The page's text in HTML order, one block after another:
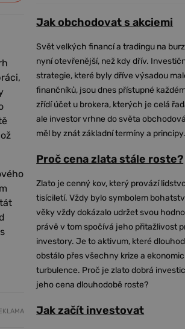
Jak obchodovat s akciemi
Svět velkých financí a tradingu na
nyní otevřenější, než kdy dřív.
strategie, které byly dříve výsadou
finančníků, jsou dnes přístupné
zřídí účet u brokera, kterých je celá
ale investor vrhne do světa
měl by znát základní termíny a principy.
Proč cena zlata stále roste?
Zlato je cenný kov, který provází
tisíciletí. Vždy bylo symbolem
věky vždy dokázalo udržet svou
právě v tom spočívá jeho přitažlivost
investory. Je to aktivum, které
obstálo přes všechny krize a
turbulence. Proč je zlato dobrá
jeho cena dlouhodobě roste?
Jak začít investovat